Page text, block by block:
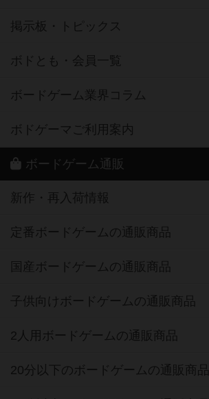
掲示板・トピックス
ボドとも・会員一覧
ボードゲーム業界コラム
ボドゲーマご利用案内
ボードゲーム通販
新作・再入荷情報
定番ボードゲームの通販商品
国産ボードゲームの通販商品
子供向けボードゲームの通販商品
2人用ボードゲームの通販商品
20分以下のボードゲームの通販商品